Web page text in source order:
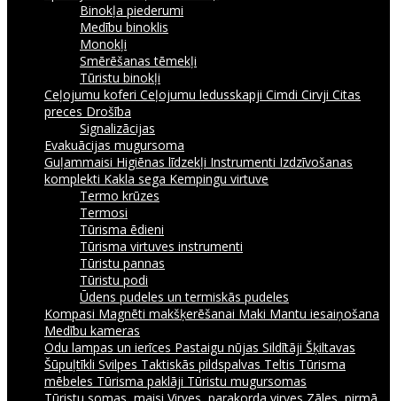
Binokļa piederumi
Medību binoklis
Monokļi
Smērēšanas tēmekļi
Tūristu binokļi
Ceļojumu koferi Ceļojumu ledusskapji Cimdi Cirvji Citas
preces Drošība
Signalizācijas
Evakuācijas mugursoma
Guļammaisi Higiēnas līdzekļi Instrumenti Izdzīvošanas
komplekti Kakla sega Kempingu virtuve
Termo krūzes
Termosi
Tūrisma ēdieni
Tūrisma virtuves instrumenti
Tūristu pannas
Tūristu podi
Ūdens pudeles un termiskās pudeles
Kompasi Magnēti makšķerēšanai Maki Mantu iesaiņošana
Medību kameras
Odu lampas un ierīces Pastaigu nūjas Sildītāji Šķiltavas
Šūpuļtīkli Svilpes Taktiskās pildspalvas Teltis Tūrisma
mēbeles Tūrisma paklāji Tūristu mugursomas
Tūristu somas, maisi Virves, parakorda virves Zāles, pirmā